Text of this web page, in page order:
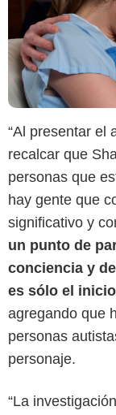
“Al presentar el
recalcar que
personas que
hay gente que
significativo y
un punto de
conciencia y
es sólo el inicio
agregando que
personas
personaje.
“La